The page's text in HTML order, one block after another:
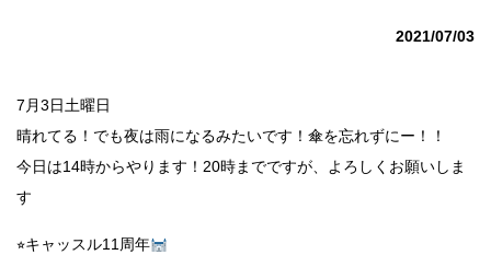
2021/07/03
7月3日土曜日
晴れてる！でも夜は雨になるみたいです！傘を忘れずにー！！
今日は14時からやります！20時までですが、よろしくお願いしま
す
⭐︎キャッスル11周年